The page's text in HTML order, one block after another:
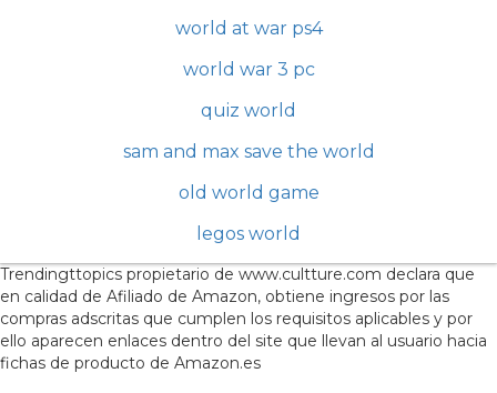
world at war ps4
world war 3 pc
quiz world
sam and max save the world
old world game
legos world
Trendingttopics propietario de www.cultture.com declara que
en calidad de Afiliado de Amazon, obtiene ingresos por las
compras adscritas que cumplen los requisitos aplicables y por
ello aparecen enlaces dentro del site que llevan al usuario hacia
fichas de producto de Amazon.es